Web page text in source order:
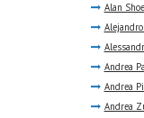
Alan
Andrea
Andrea
Andrea